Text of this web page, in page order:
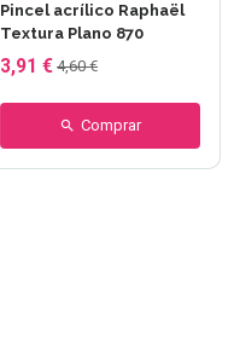
Pincel acrílico Raphaël
Textura Plano 870
3,91 € 4,60 €
Comprar